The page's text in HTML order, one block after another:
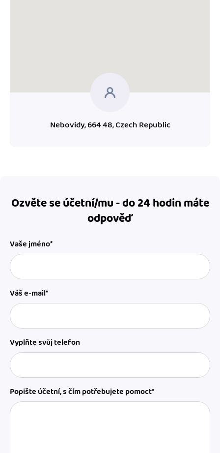
Nebovidy, 664 48, Czech Republic
Ozvěte se účetní/mu - do 24 hodin máte
odpověď
Vaše jméno*
Váš e-mail*
Vyplňte svůj telefon
Popište účetní, s čím potřebujete pomoct*